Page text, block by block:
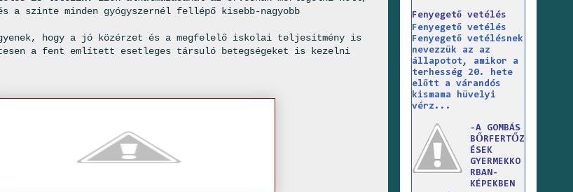
a szinte minden gyógyszernél fellépő kisebb-nagyobb
hogy a jó közérzet és a megfelelő iskolai teljesítmény is
a fent említett esetleges társuló betegségeket is kezelni
Fenyegető vetélés
Fenyegető vetélés
Fenyegető vetélésnek
nevezzük az az
állapotot, amikor a
terhesség 20. hete
előtt a várandós
kismama hüvelyi
vérz...
-A GOMBÁS
BŐRFERTŐZ
ÉSEK
GYERMEKKO
RBAN-
KÉPEKBEN